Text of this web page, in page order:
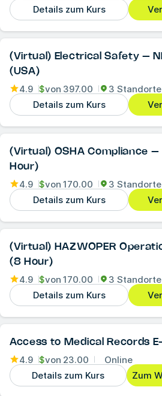
Details zum Kurs
(Virtual) Electrical Safety –
(USA)
4.9 $von 397.00
3 Standorte
Details zum Kurs
(Virtual) OSHA Compliance
Hour)
4.9 $von 170.00
3 Standorte
Details zum Kurs
(Virtual) HAZWOPER
(8 Hour)
4.9 $von 170.00
3 Standorte
Details zum Kurs
Access to Medical Records
4.9 $von 23.00
Online
Details zum Kurs
Zum